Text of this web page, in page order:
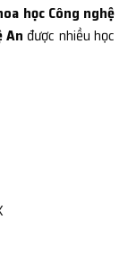
học Công nghệ
An được nhiều học